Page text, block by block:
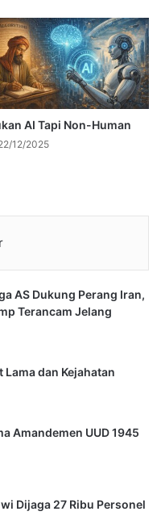
AI Tapi Non-Human
12/2025
AS Dukung Perang Iran,
Terancam Jelang
dan Kejahatan
Amandemen UUD 1945
Dijaga 27 Ribu Personel